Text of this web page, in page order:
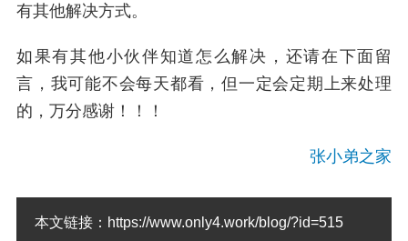
有其他解决方式。
如果有其他小伙伴知道怎么解决，还请在下面留
言，我可能不会每天都看，但一定会定期上来处理
的，万分感谢！！！
张小弟之家
本文链接： https://www.only4.work/blog/?id=515